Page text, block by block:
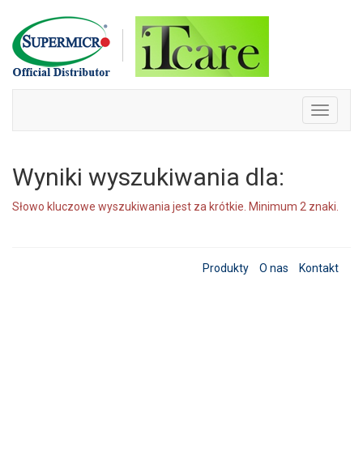
Skip
to
content
Toggle
Wyniki wyszukiwania dla:
Słowo kluczowe wyszukiwania jest za krótkie. Minimum 2 znaki.
Produkty O nas Kontakt